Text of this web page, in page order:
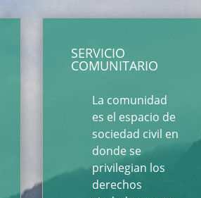
SERVICIO
COMUNITARIO
La comunidad
es el espacio de
sociedad civil en
donde se
privilegian los
derechos